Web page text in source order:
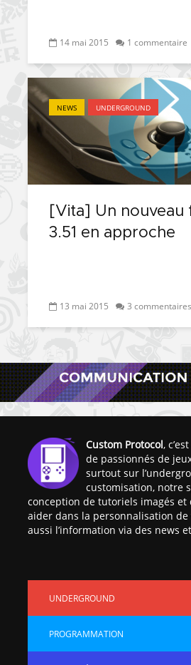
14 mai 2015 1 commentaire
NEWS UNDERGROUND
[Vita] Un nouveau
3.51 en approche
13 mai 2015 3 commentaires
Custom Protocol,
de passionnés de
surtout sur
customisation, notre
conception de tutoriels imagés et
aider dans la personnalisation de
aussi l’information via des news
UNDERGROUND
PROGRAMMATION
[Vita] Ouverture de
KyûHEN, le nouveau
concours de
homebrews
[PSP] Débricker une
possible avec Baryon
Sweeper !
/ Jailbreaker sa PS4
en 6.72